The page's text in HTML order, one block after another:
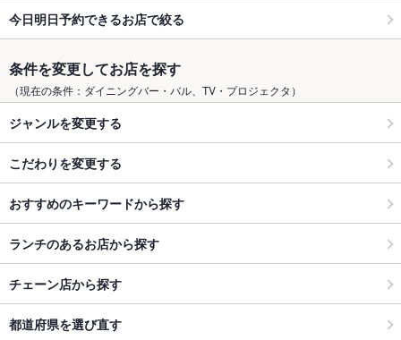
今日明日予約できるお店で絞る
条件を変更してお店を探す
（現在の条件：ダイニングバー・バル、TV・プロジェクタ）
ジャンルを変更する
こだわりを変更する
おすすめのキーワードから探す
ランチのあるお店から探す
チェーン店から探す
都道府県を選び直す